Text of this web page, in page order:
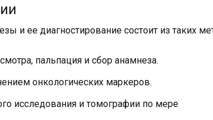
и ее диагностирование состоит из таких
пальпация и сбор анамнеза.
онкологических маркеров.
исследования и томографии по мере